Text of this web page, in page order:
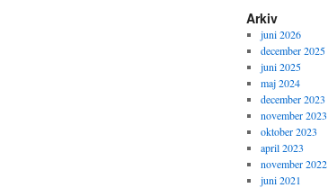
Arkiv
juni 2026
december 2025
juni 2025
maj 2024
december 2023
november 2023
oktober 2023
april 2023
november 2022
juni 2021